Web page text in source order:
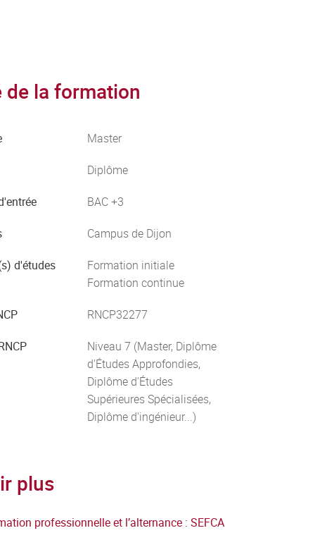
de la formation
Master
Diplôme
BAC +3
Campus de Dijon
d'études
Formation initiale
Formation continue
RNCP32277
Niveau 7 (Master, Diplôme
d'Études Approfondies,
Diplôme d'Études
Supérieures Spécialisées,
Diplôme d'ingénieur...)
plus
professionnelle et l’alternance : SEFCA